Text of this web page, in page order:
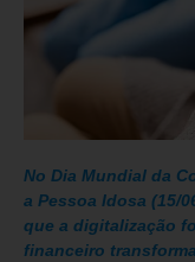
No Dia Mundial da
a Pessoa Idosa (15/
que a digitalização
financeiro